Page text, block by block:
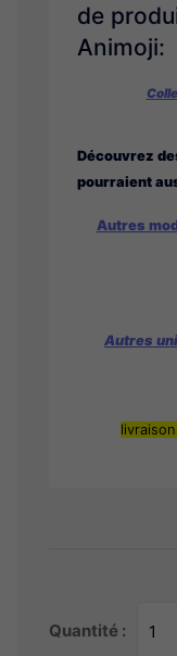
de
Animoji:
Découvrez
pourraient
Autres
Autres
Quantité :